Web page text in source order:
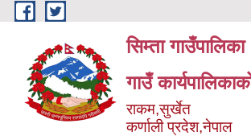
Skip to main content
सिम्ता गाउँपालिका
गाउँ
राकम,सुर्खेत
कर्णाली प्रदेश,नेपाल